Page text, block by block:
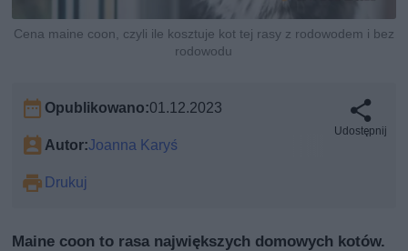
Cena maine coon, czyli ile kosztuje kot tej rasy z rodowodem i bez
rodowodu
Opublikowano:01.12.2023
Autor:Joanna Karyś
Drukuj
Udostępnij
Maine coon to rasa największych domowych kotów.